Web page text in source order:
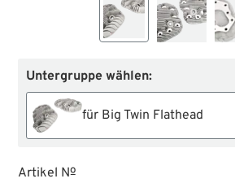
Untergruppe wählen:
für Big Twin Flathead
Artikel №